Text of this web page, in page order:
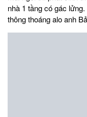
nhà 1 tầng có gác
thông thoáng alo anh